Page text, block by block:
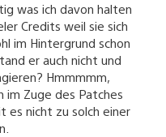
was ich davon halten
Credits weil sie sich
im Hintergrund schon
er auch nicht und
Hmmmmm,
im Zuge des Patches
es nicht zu solch einer